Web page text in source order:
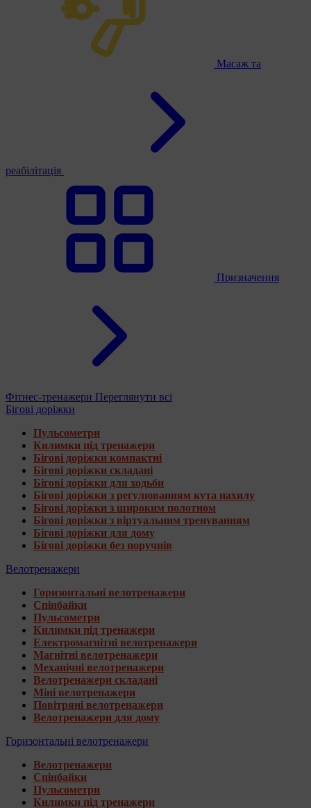
Масаж та
реабілітація
Призначення
Фітнес-тренажери Переглянути всі
Бігові доріжки
Пульсометри
Килимки під тренажери
Бігові доріжки компактні
Бігові доріжки складані
Бігові доріжки для ходьби
Бігові доріжки з регулюванням кута нахилу
Бігові доріжки з широким полотном
Бігові доріжки з віртуальним тренуванням
Бігові доріжки для дому
Бігові доріжки без поручнів
Велотренажери
Горизонтальні велотренажери
Спінбайки
Пульсометри
Килимки під тренажери
Електромагнітні велотренажери
Магнітні велотренажери
Механічні велотренажери
Велотренажери складані
Міні велотренажери
Повітряні велотренажери
Велотренажери для дому
Горизонтальні велотренажери
Велотренажери
Спінбайки
Пульсометри
Килимки під тренажери